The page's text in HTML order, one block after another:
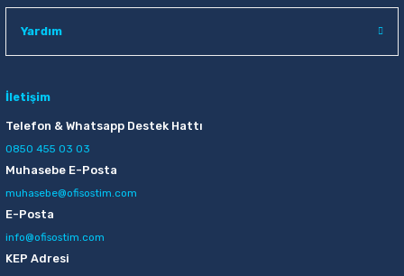
Yardım
İletişim
Telefon & Whatsapp Destek Hattı
0850 455 03 03
Muhasebe E-Posta
muhasebe@ofisostim.com
E-Posta
info@ofisostim.com
KEP Adresi